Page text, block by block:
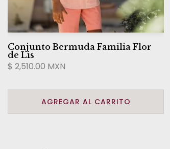
Conjunto Bermuda Familia Flor
de Lis
$ 2,510.00 MXN
AGREGAR AL CARRITO